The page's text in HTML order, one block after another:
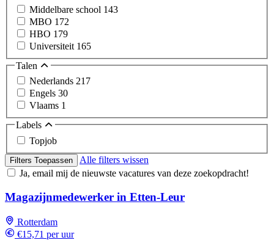
Middelbare school 143
MBO 172
HBO 179
Universiteit 165
Talen
Nederlands 217
Engels 30
Vlaams 1
Labels
Topjob
Filters Toepassen
Alle filters wissen
Ja, email mij de nieuwste vacatures van deze zoekopdracht!
Magazijnmedewerker in Etten-Leur
Rotterdam
€15,71 per uur